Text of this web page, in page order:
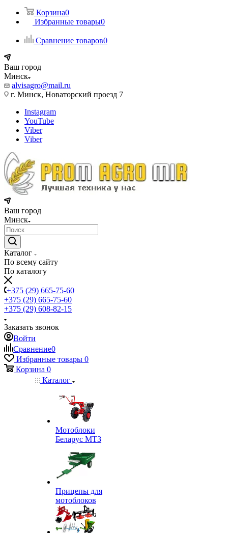
Корзина0
Избранные товары0
Сравнение товаров0
Ваш город
Минск
alvisagro@mail.ru
г. Минск, Новаторский проезд 7
Instagram
YouTube
Viber
Viber
Ваш город
Минск
Каталог
По всему сайту
По каталогу
+375 (29) 665-75-60
+375 (29) 665-75-60
+375 (29) 608-82-15
Заказать звонок
Войти
Сравнение0
Избранные товары 0
Корзина 0
Каталог
Мотоблоки
Беларус МТЗ
Прицепы для
мотоблоков